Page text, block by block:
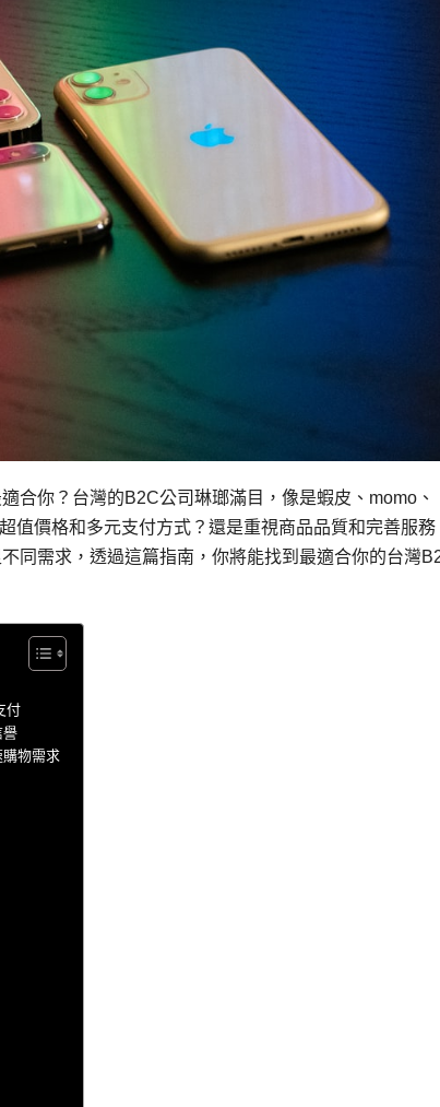
合你？台灣的B2C公司琳瑯滿目，像是蝦皮、momo、
值價格和多元支付方式？還是重視商品品質和完善服務
同需求，透過這篇指南，你將能找到最適合你的台灣
付
譽
物需求